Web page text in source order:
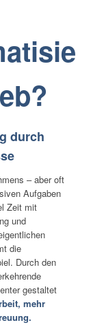
durch
– aber oft
Aufgaben
Zeit mit
und
die
Durch den
gestaltet
mehr